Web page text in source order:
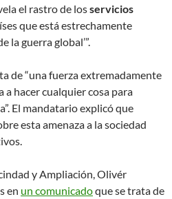
el rastro de losservicios
que está estrechamente
la guerra global’”.
de “una fuerza extremadamente
a hacer cualquier cosa para
El mandatario explicó que
esta amenaza a la sociedad
y Ampliación, Olivér
en un comunicadoque se trata de